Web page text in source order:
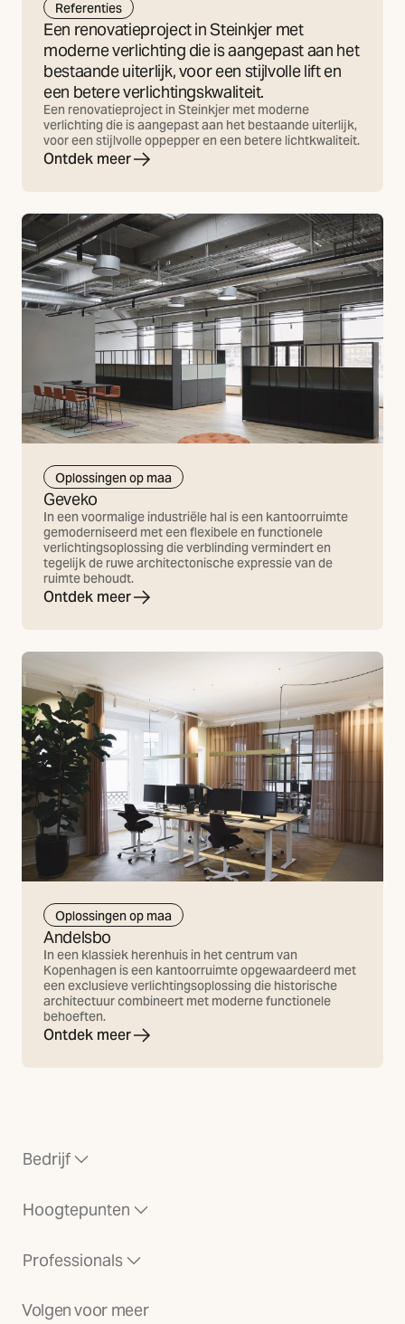
Referenties
Een renovatieproject in Steinkjer met
moderne verlichting die is aangepast aan het
bestaande uiterlijk, voor een stijlvolle lift en
een betere verlichtingskwaliteit.
Een renovatieproject in Steinkjer met moderne
verlichting die is aangepast aan het bestaande uiterlijk,
voor een stijlvolle oppepper en een betere lichtkwaliteit.
Ontdek meer
Oplossingen op maa
Geveko
In een voormalige industriële hal is een kantoorruimte
gemoderniseerd met een flexibele en functionele
verlichtingsoplossing die verblinding vermindert en
tegelijk de ruwe architectonische expressie van de
ruimte behoudt.
Ontdek meer
Oplossingen op maa
Andelsbo
In een klassiek herenhuis in het centrum van
Kopenhagen is een kantoorruimte opgewaardeerd met
een exclusieve verlichtingsoplossing die historische
architectuur combineert met moderne functionele
behoeften.
Ontdek meer
Bedrijf
Hoogtepunten
Professionals
Volgen voor meer